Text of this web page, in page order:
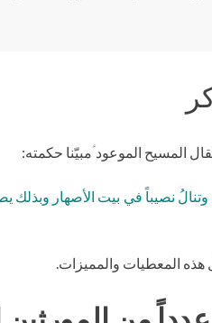
المسيح الموعود ؑمبيّنا حكمته:
نصيباً في بيت الأصهار وبذلك
هذه المعطيات والمميزات.